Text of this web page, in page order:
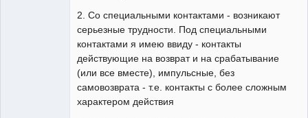
2. Со специальными контактами - возникают
серьезные трудности. Под специальными
контактами я имею ввиду - контакты
действующие на возврат и на срабатывание
(или все вместе), импульсные, без
самовозврата - т.е. контакты с более сложным
характером действия